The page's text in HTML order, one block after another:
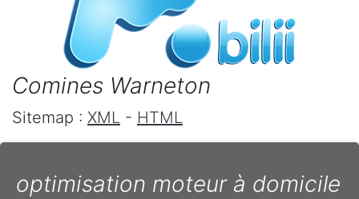
Comines Warneton
Sitemap : XML - HTML
optimisation moteur à domicile